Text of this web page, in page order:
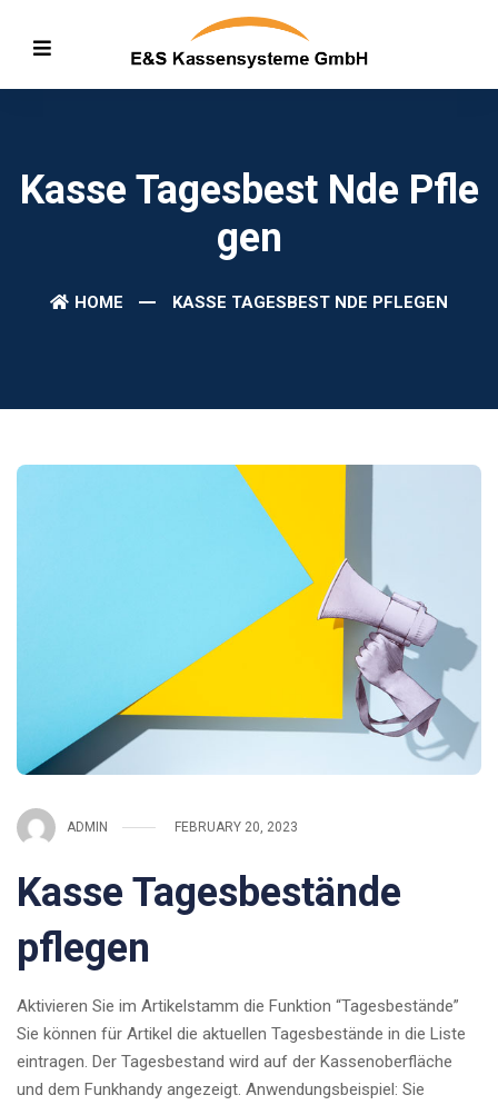
Kasse Tagesbest Nde Pfle
Gen
HOME KASSE TAGESBEST NDE PFLEGEN
ADMIN FEBRUARY 20, 2023
Kasse Tagesbestände
pflegen
Aktivieren Sie im Artikelstamm die Funktion “Tagesbestände”
Sie können für Artikel die aktuellen Tagesbestände in die Liste
eintragen. Der Tagesbestand wird auf der Kassenoberfläche
und dem Funkhandy angezeigt. Anwendungsbeispiel: Sie